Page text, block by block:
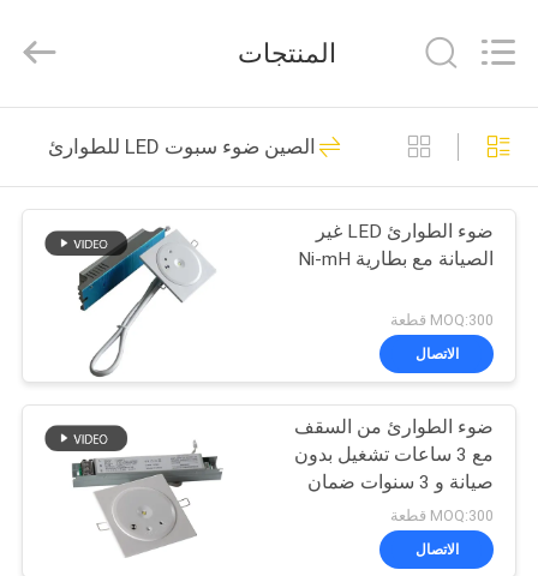
الصفحة
الرئيسية
منتجات
معلومات
جولة
المعمل
Technology
Co.,Ltd.
Reserved.
ضوء الطوارئ للماء
92
مصباح طوارئ قابل
لإعادة الشحن
73
المنتجات
الصين ضوء سبوت LED للطوارئ
ضوء الطوارئ LED غير
الصيانة مع بطارية Ni-mH
MOQ:300 قطعة
الاتصال
ضوء الطوارئ من السقف
مع 3 ساعات تشغيل بدون
صيانة و 3 سنوات ضمان
MOQ:300 قطعة
الاتصال